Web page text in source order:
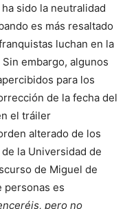
sido la neutralidad
es más resaltado
luchan en la
embargo, algunos
para los
de la fecha del
el tráiler
alterado de los
la Universidad de
de Miguel de
personas es
pero no